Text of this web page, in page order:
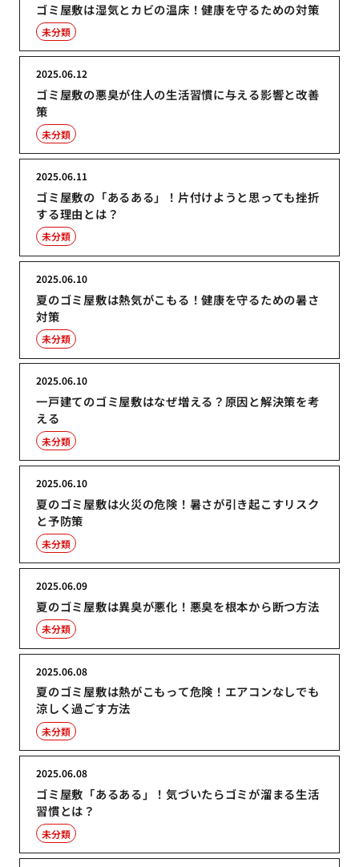
ゴミ屋敷は湿気とカビの温床！健康を守るための対策
未分類
ゴミ屋敷の悪臭が住人の生活習慣に与える影響と改善
策
2025.06.12
未分類
ゴミ屋敷の「あるある」！片付けようと思っても挫折
する理由とは？
2025.06.11
未分類
夏のゴミ屋敷は熱気がこもる！健康を守るための暑さ
対策
2025.06.10
未分類
一戸建てのゴミ屋敷はなぜ増える？原因と解決策を考
える
2025.06.10
未分類
夏のゴミ屋敷は火災の危険！暑さが引き起こすリスク
と予防策
2025.06.10
未分類
夏のゴミ屋敷は異臭が悪化！悪臭を根本から断つ方法
2025.06.09
未分類
夏のゴミ屋敷は熱がこもって危険！エアコンなしでも
涼しく過ごす方法
2025.06.08
未分類
ゴミ屋敷「あるある」！気づいたらゴミが溜まる生活
習慣とは？
2025.06.08
未分類